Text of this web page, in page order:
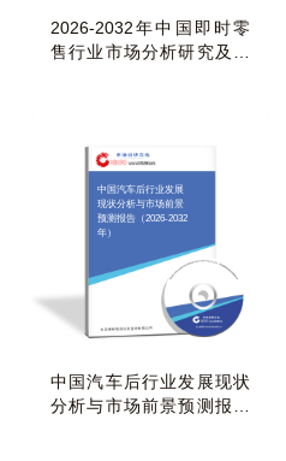
2026-2032年中国即时零
售行业市场分析研究及投
中国汽车后行业发展
现状分析与市场前景
预测报告（2026-2032
年）
中国汽车后行业发展现状
分析与市场前景预测报告